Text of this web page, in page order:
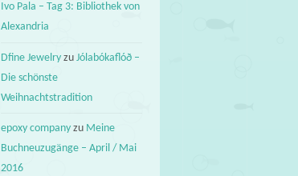
Ivo Pala – Tag 3: Bibliothek von
Alexandria
Dfine Jewelry zuJólabókaflóð –
Die schönste
Weihnachtstradition
epoxy company zu Meine
Buchneuzugänge – April / Mai
2016